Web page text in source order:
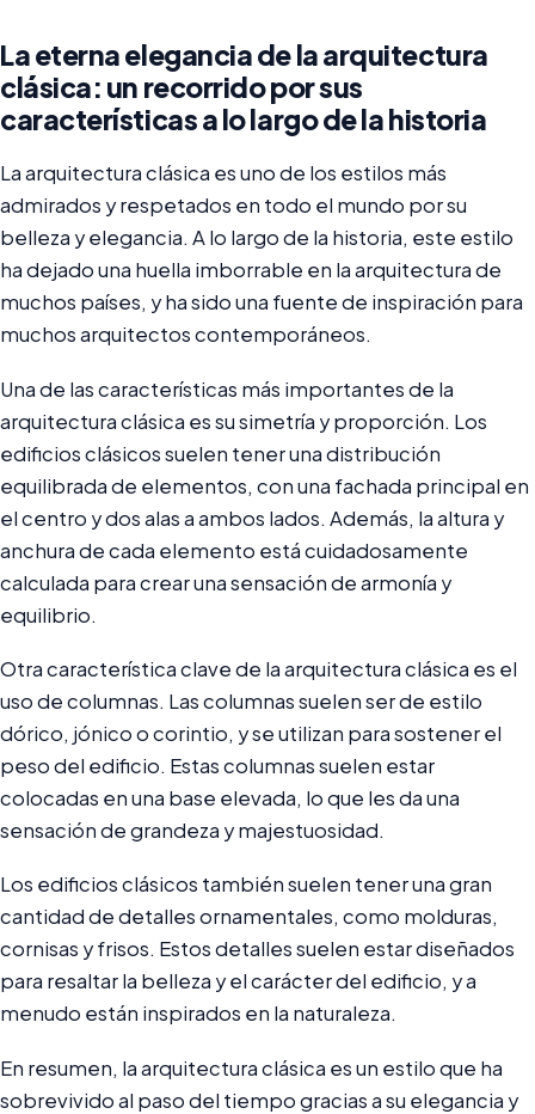
La eterna elegancia de la arquitectura
clásica: un recorrido por sus
características a lo largo de la historia
La arquitectura clásica es uno de los estilos más
admirados y respetados en todo el mundo por su
belleza y elegancia. A lo largo de la historia, este estilo
ha dejado una huella imborrable en la arquitectura de
muchos países, y ha sido una fuente de inspiración para
muchos arquitectos contemporáneos.
Una de las características más importantes de la
arquitectura clásica es su simetría y proporción. Los
edificios clásicos suelen tener una distribución
equilibrada de elementos, con una fachada principal en
el centro y dos alas a ambos lados. Además, la altura y
anchura de cada elemento está cuidadosamente
calculada para crear una sensación de armonía y
equilibrio.
Otra característica clave de la arquitectura clásica es el
uso de columnas. Las columnas suelen ser de estilo
dórico, jónico o corintio, y se utilizan para sostener el
peso del edificio. Estas columnas suelen estar
colocadas en una base elevada, lo que les da una
sensación de grandeza y majestuosidad.
Los edificios clásicos también suelen tener una gran
cantidad de detalles ornamentales, como molduras,
cornisas y frisos. Estos detalles suelen estar diseñados
para resaltar la belleza y el carácter del edificio, y a
menudo están inspirados en la naturaleza.
En resumen, la arquitectura clásica es un estilo que ha
sobrevivido al paso del tiempo gracias a su elegancia y